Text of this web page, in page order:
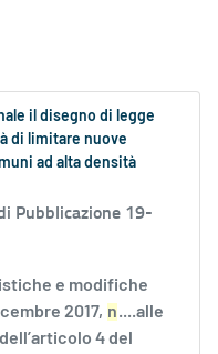
il disegno di legge
di limitare nuove
ad alta densità
Pubblicazione 19-
e modifiche
2017, n....alle
4 del